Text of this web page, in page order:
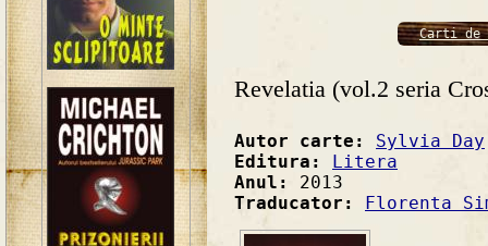
Carti
Revelatia (vol.2 seria
Autor carte: Sylvia Day
Editura: Litera
Anul: 2013
Traducator: Florenta